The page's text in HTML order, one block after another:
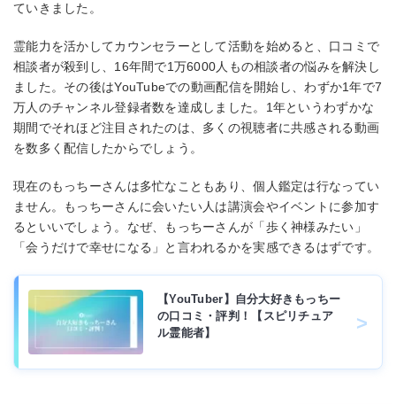
ていきました。
霊能力を活かしてカウンセラーとして活動を始めると、口コミで
相談者が殺到し、16年間で1万6000人もの相談者の悩みを解決し
ました。その後はYouTubeでの動画配信を開始し、わずか1年で7
万人のチャンネル登録者数を達成しました。1年というわずかな
期間でそれほど注目されたのは、多くの視聴者に共感される動画
を数多く配信したからでしょう。
現在のもっちーさんは多忙なこともあり、個人鑑定は行なってい
ません。もっちーさんに会いたい人は講演会やイベントに参加す
るといいでしょう。なぜ、もっちーさんが「歩く神様みたい」
「会うだけで幸せになる」と言われるかを実感できるはずです。
【YouTuber】自分大好きもっちー
の口コミ・評判！【スピリチュア
ル霊能者】